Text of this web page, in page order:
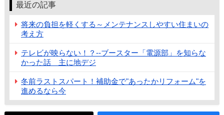
最近の記事
将来の負担を軽くする～メンテナンスしやすい住まいの
考え方
テレビが映らない！？--ブースター「電源部」を知らな
かった話 主に地デジ
冬前ラストスパート！補助金で"あったかリフォーム"を
進めるなら今